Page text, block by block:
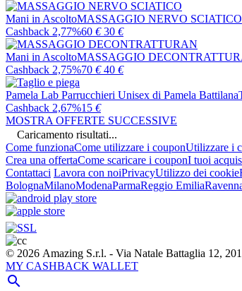
Mani in AscoltoMASSAGGIO NERVO SCIATICO
Cashback 2,77%60 € 30 €
Mani in AscoltoMASSAGGIO
Cashback 2,75%70 € 40 €
Pamela Lab Parrucchieri Unisex di Pamela Battilana
Cashback 2,67%15 €
MOSTRA OFFERTE SUCCESSIVE
Caricamento risultati...
Come funzionaCome utilizzare i couponUtilizzare i
Crea una offertaCome scaricare i couponI tuoi
Contattaci Lavora con noiPrivacyUtilizzo dei cookie
BolognaMilanoModenaParmaReggio Emilia
© 2026 Amazing S.r.l. - Via Natale Battaglia 12,
MY CASHBACK WALLET
